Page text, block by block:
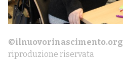
©ilnuovorinascimento.org
riproduzione riservata